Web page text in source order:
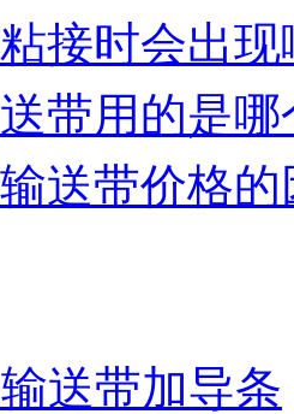
接时会出
带用的是哪
送带价格
送带加导条